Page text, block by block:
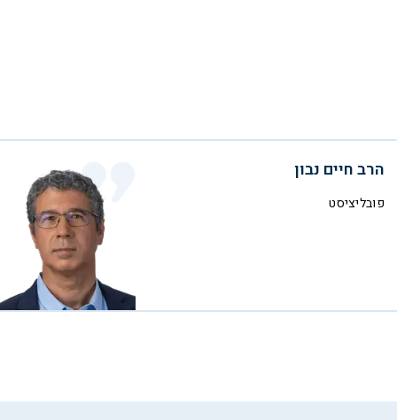
הרב חיים נבון
פובליציסט